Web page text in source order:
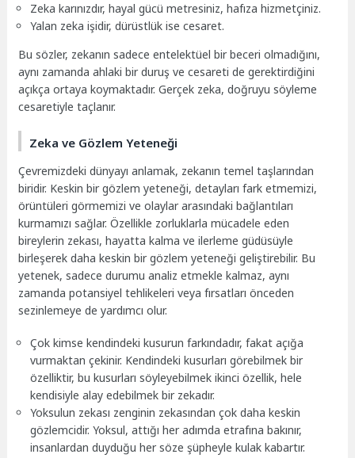
Zeka karınızdır, hayal gücü metresiniz, hafıza hizmetçiniz.
Yalan zeka işidir, dürüstlük ise cesaret.
Bu sözler, zekanın sadece entelektüel bir beceri olmadığını,
aynı zamanda ahlaki bir duruş ve cesareti de gerektirdiğini
açıkça ortaya koymaktadır. Gerçek zeka, doğruyu söyleme
cesaretiyle taçlanır.
Zeka ve Gözlem Yeteneği
Çevremizdeki dünyayı anlamak, zekanın temel taşlarından
biridir. Keskin bir gözlem yeteneği, detayları fark etmemizi,
örüntüleri görmemizi ve olaylar arasındaki bağlantıları
kurmamızı sağlar. Özellikle zorluklarla mücadele eden
bireylerin zekası, hayatta kalma ve ilerleme güdüsüyle
birleşerek daha keskin bir gözlem yeteneği geliştirebilir. Bu
yetenek, sadece durumu analiz etmekle kalmaz, aynı
zamanda potansiyel tehlikeleri veya fırsatları önceden
sezinlemeye de yardımcı olur.
Çok kimse kendindeki kusurun farkındadır, fakat açığa
vurmaktan çekinir. Kendindeki kusurları görebilmek bir
özelliktir, bu kusurları söyleyebilmek ikinci özellik, hele
kendisiyle alay edebilmek bir zekadır.
Yoksulun zekası zenginin zekasından çok daha keskin
gözlemcidir. Yoksul, attığı her adımda etrafına bakınır,
insanlardan duyduğu her söze şüpheyle kulak kabartır.